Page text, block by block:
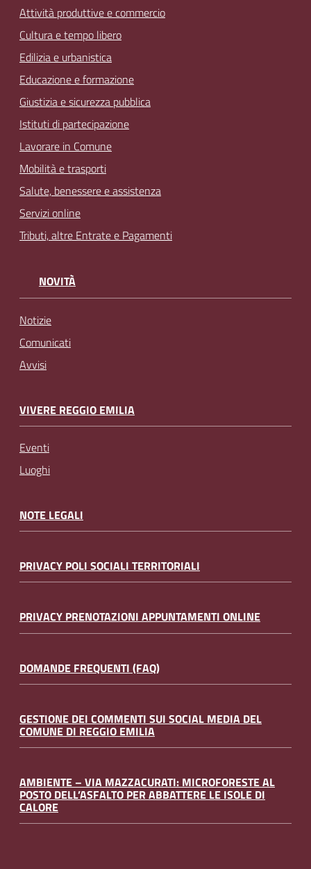
Attività produttive e commercio
Cultura e tempo libero
Edilizia e urbanistica
Educazione e formazione
Giustizia e sicurezza pubblica
Istituti di partecipazione
Lavorare in Comune
Mobilità e trasporti
Salute, benessere e assistenza
Servizi online
Tributi, altre Entrate e Pagamenti
NOVITÀ
Notizie
Comunicati
Avvisi
VIVERE REGGIO EMILIA
Eventi
Luoghi
NOTE LEGALI
PRIVACY POLI SOCIALI TERRITORIALI
PRIVACY PRENOTAZIONI APPUNTAMENTI ONLINE
DOMANDE FREQUENTI (FAQ)
GESTIONE DEI COMMENTI SUI SOCIAL MEDIA DEL
COMUNE DI REGGIO EMILIA
AMBIENTE – VIA MAZZACURATI: MICROFORESTE AL
POSTO DELL’ASFALTO PER ABBATTERE LE ISOLE DI
CALORE